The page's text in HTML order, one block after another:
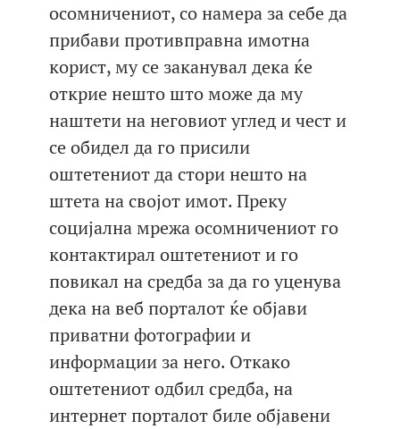
осомничениот, со намера за себе да
прибави противправна имотна
корист, му се заканувал дека ќе
открие нешто што може да му
наштети на неговиот углед и чест и
се обидел да го присили
оштетениот да стори нешто на
штета на својот имот. Преку
социјална мрежа осомничениот го
контактирал оштетениот и го
повикал на средба за да го уценува
дека на веб порталот ќе објави
приватни фотографии и
информации за него. Откако
оштетениот одбил средба, на
интернет порталот биле објавени